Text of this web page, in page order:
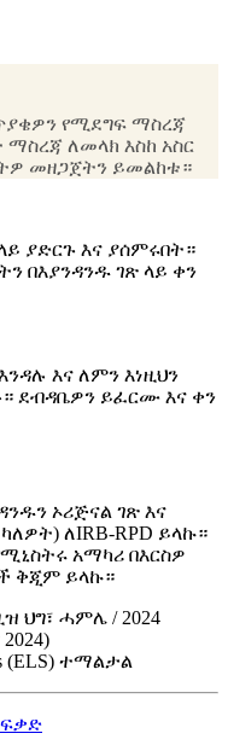
የሚደግፍ ማስረጃ
ለመላክ እስከ አስር
መዘጋጀትን ይመልከቱ።
ያድርጉ እና ያሰምሩበት።
በእያንዳንዱ ገጽ ላይ ቀን
እና ለምን እነዚህን
ደብዳቤዎን ይፈርሙ እና ቀን
ኦሪጅናል ገጽ እና
ለIRB-RPD ይላኩ።
አማካሪ በእርስዎ
ቅጂም ይላኩ።
ህግ፣ ሓምሌ / 2024
(ELS) ተማልታል
ፍቃድ